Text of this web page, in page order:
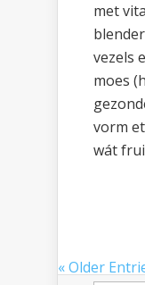
met
vezels
moes
vorm
wát
« Older